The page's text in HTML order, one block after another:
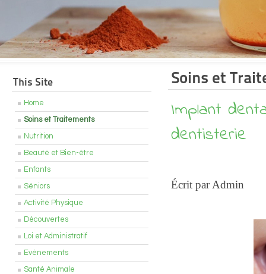
This Site
Home
Soins et Traitements
Nutrition
Beauté et Bien-être
Enfants
Séniors
Activité Physique
Découvertes
Loi et Administratif
Evénements
Santé Animale
Soins et
Implant
dentisterie
Écrit par Admin